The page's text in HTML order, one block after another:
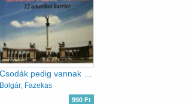
Bolgár; Fazekas
990 Ft